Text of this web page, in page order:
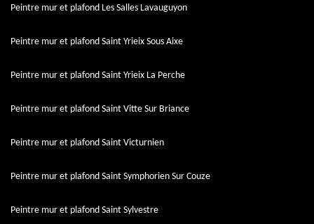
Peintre mur et plafond Les Salles Lavauguyon
Peintre mur et plafond Saint Yrieix Sous Aixe
Peintre mur et plafond Saint Yrieix La Perche
Peintre mur et plafond Saint Vitte Sur Briance
Peintre mur et plafond Saint Victurnien
Peintre mur et plafond Saint Symphorien Sur Couze
Peintre mur et plafond Saint Sylvestre